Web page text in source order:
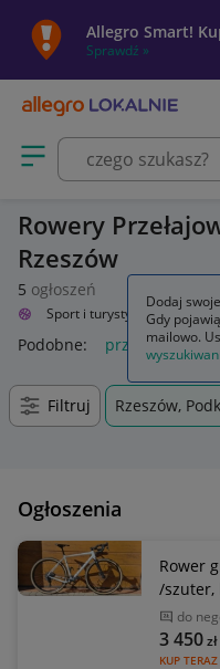
Allegro Smart!
Sprawdź »
Otwórz menu z kategoriami
Rowery
Rzeszów
5 ogłoszeń
Sport i turystyka Rowery
Podobne: przelajowe
Filtruj Rzeszów,
Ogłoszenia
Rower
/szuter,
do
KUP TERAZ
3 450zł
Dodaj
Gdy
mailowo.